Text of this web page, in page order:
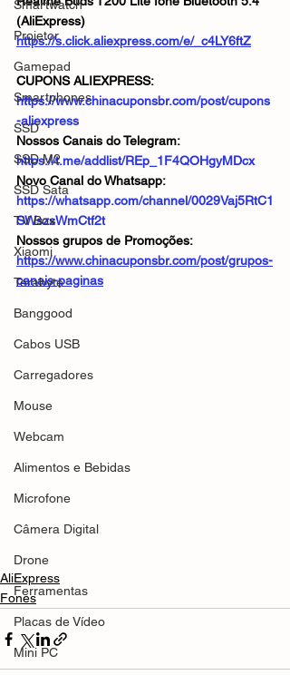
Smartwatch
Projetor
Gamepad
Smartphones
SSD
SSD M2
SSD Sata
TV Box
Xiaomi
Terabyte
Banggood
Cabos USB
Carregadores
Mouse
Webcam
Alimentos e Bebidas
Microfone
Câmera Digital
Drone
Ferramentas
Placas de Vídeo
Mini PC
(AliExpress)
https://s.click.aliexpress.com/e/_c4LY6ftZ
CUPONS ALIEXPRESS:
https://www.chinacuponsbr.com/post/cupons
-aliexpress
Nossos Canais do Telegram:
https://t.me/addlist/REp_1F4QOHgyMDcx
Novo Canal do Whatsapp:
https://whatsapp.com/channel/0029Vaj5RtC1
SWszsWmCtf2t
Nossos grupos de Promoções:
https://www.chinacuponsbr.com/post/grupos-
canais-paginas
AliExpress
Fones